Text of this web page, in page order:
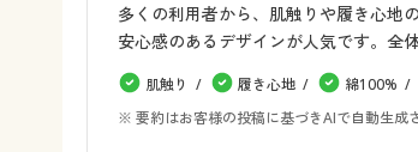
多くの利用者から、肌触りや履き心地
安心感のあるデザインが人気です。全
肌触り 履き心地 綿100%
※ 要約はお客様の投稿に基づきAIで自動生成